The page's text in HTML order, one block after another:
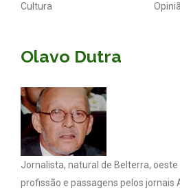
Cultura
Olavo Dutra
Jornalista, natural de Belterra, oeste
profissão e passagens pelos jornais